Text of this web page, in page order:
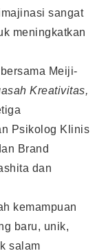
sangat
meningkatkan
bersama Meiji-
Kreativitas,
Psikolog Klinis
Brand
dan
kemampuan
baru, unik,
salam